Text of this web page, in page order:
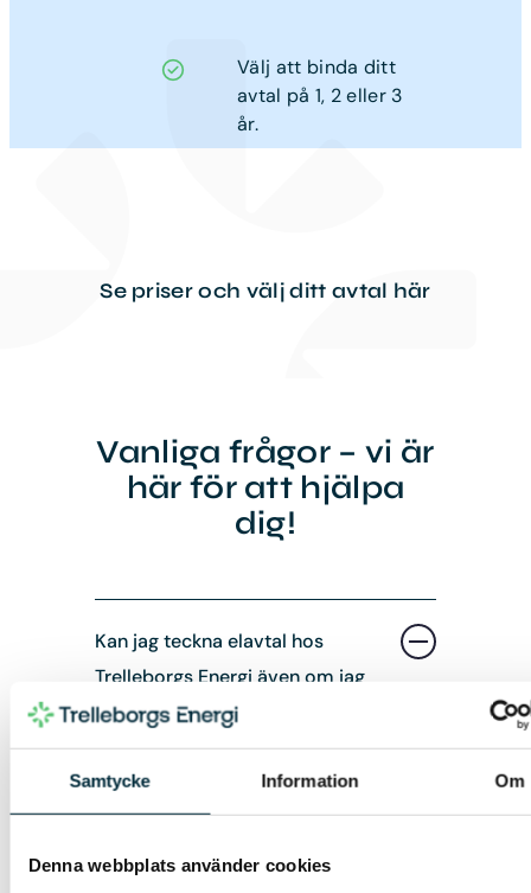
Samtycke Information Om
Denna webbplats använder cookies
Välj att binda ditt
avtal på 1, 2 eller 3
år.
Se priser och välj ditt avtal här
Vanliga frågor – vi är
här för att hjälpa
dig!
Kan jag teckna elavtal hos
Trelleborgs Energi även om jag
inte bor i Trelleborg?
Ja! Du kan teckna elavtal med
Trelleborgs Energi oavsett var i
ingen roll vilket elnätsbolag du